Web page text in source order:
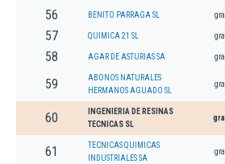
56 BENITO PARRAGA SL
57 QUIMICA 21 SL
58 AGAR DE ASTURIAS SA
59
ABONOS NATURALES
HERMANOS AGUADO SL
60
INGENIERIA DE RESINAS
TECNICAS SL
61
TECNICAS QUIMICAS
INDUSTRIALES SA